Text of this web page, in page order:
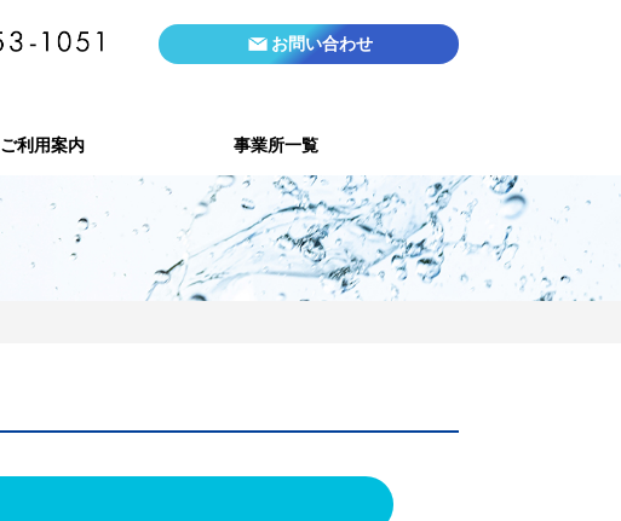
ご利用案内 事業所一覧
お問い合わせ